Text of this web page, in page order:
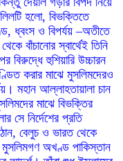
হলো, বিভক্তিতে
ধ্বংস ও বিপর্যয় –অতীতে
বাঁচানোর স্বার্থেই তিনি
বিরুদ্ধে হুশিয়ারি উচ্চারন
করার মাঝে মুসলিমদেরও
মহান আল্লাহতায়ালা চান
মাঝে বিভক্তির
সে নির্দেশের প্রতি
বেলুচ ও ভারত থেকে
মুসলিমগণ অখণ্ড পাকিস্তান